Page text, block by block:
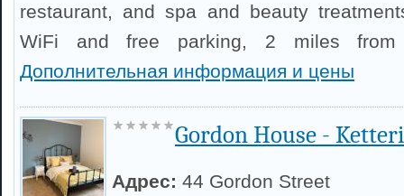
restaurant, and spa and beauty
WiFi and free parking, 2 miles from
Дополнительная информация и цены
Gordon House -
Адрес: 44 Gordon Street